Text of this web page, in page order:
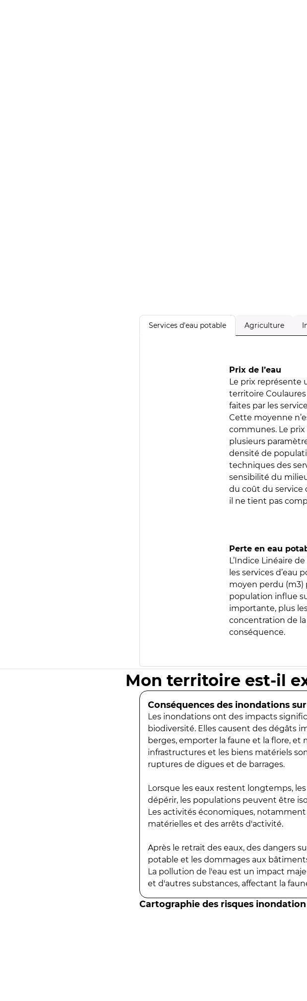
Services d'eau potable Agriculture
Prix de l’eau
Le prix représente
territoire Coulaures
faites par les
Cette moyenne
communes. Le prix
plusieurs
densité de
techniques des
sensibilité du
du coût du service
il ne tient pas
Perte en eau
L’Indice Linéaire
les services d’eau
moyen perdu (m3)
population influe
importante, plus
concentration de
conséquence.
Mon territoire est-il
Conséquences des inondations
Les inondations ont des impacts
biodiversité. Elles causent des dégâts
berges, emporter la faune et la flore, et
infrastructures et les biens matériels
ruptures de digues et de barrages.
Lorsque les eaux restent longtemps,
dépérir, les populations peuvent être
Les activités économiques,
matérielles et des arrêts d'activité.
Après le retrait des eaux, des dangers
potable et les dommages aux
La pollution de l'eau est un impact
et d'autres substances, affectant la
Cartographie des risques